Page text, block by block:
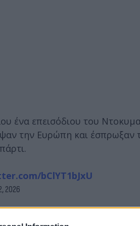
ένα επεισόδιου του
την Ευρώπη και έσπρωξαν
bClYT1bJxU
2026